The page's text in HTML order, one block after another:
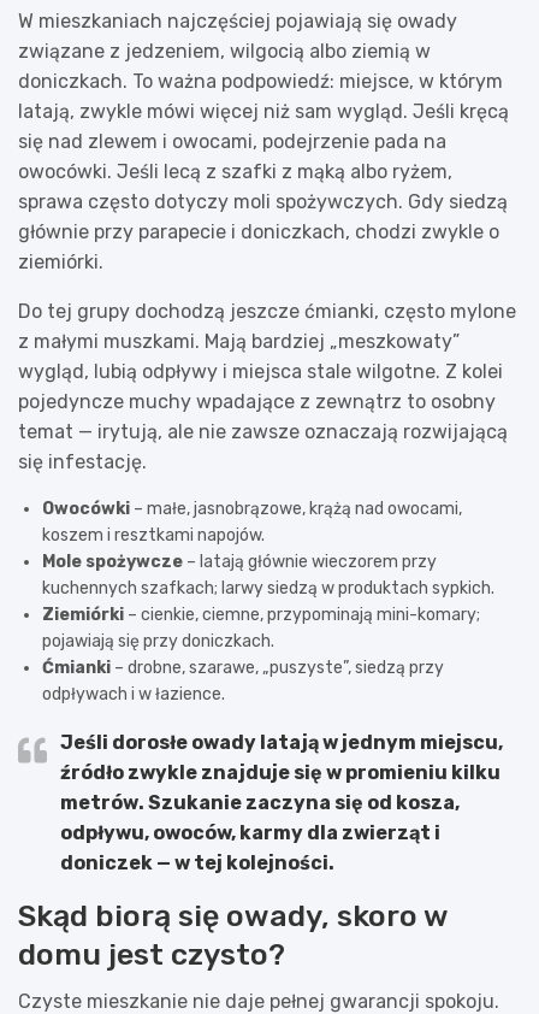
W mieszkaniach najczęściej pojawiają się owady
związane z jedzeniem, wilgocią albo ziemią w
doniczkach. To ważna podpowiedź: miejsce, w którym
latają, zwykle mówi więcej niż sam wygląd. Jeśli kręcą
się nad zlewem i owocami, podejrzenie pada na
owocówki. Jeśli lecą z szafki z mąką albo ryżem,
sprawa często dotyczy moli spożywczych. Gdy siedzą
głównie przy parapecie i doniczkach, chodzi zwykle o
ziemiórki.
Do tej grupy dochodzą jeszcze ćmianki, często mylone
z małymi muszkami. Mają bardziej „meszkowaty”
wygląd, lubią odpływy i miejsca stale wilgotne. Z kolei
pojedyncze muchy wpadające z zewnątrz to osobny
temat — irytują, ale nie zawsze oznaczają rozwijającą
się infestację.
Owocówki – małe, jasnobrązowe, krążą nad owocami,
koszem i resztkami napojów.
Mole spożywcze – latają głównie wieczorem przy
kuchennych szafkach; larwy siedzą w produktach sypkich.
Ziemiórki – cienkie, ciemne, przypominają mini-komary;
pojawiają się przy doniczkach.
Ćmianki – drobne, szarawe, „puszyste”, siedzą przy
odpływach i w łazience.
Jeśli dorosłe owady latają w jednym miejscu,
źródło zwykle znajduje się w promieniu kilku
metrów. Szukanie zaczyna się od kosza,
odpływu, owoców, karmy dla zwierząt i
doniczek — w tej kolejności.
Skąd biorą się owady, skoro w
domu jest czysto?
Czyste mieszkanie nie daje pełnej gwarancji spokoju.